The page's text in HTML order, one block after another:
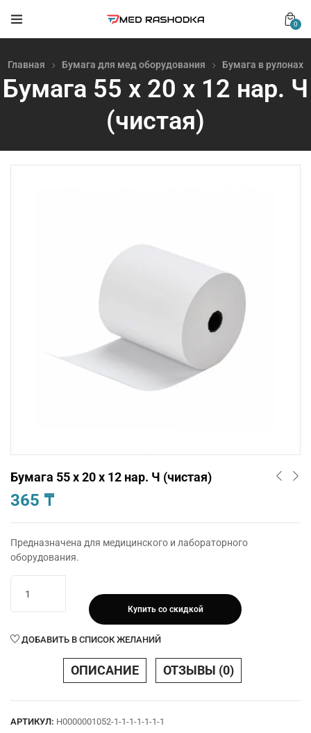
0
Главная Бумага для мед оборудования Бумага в рулонах
Бумага 55 х 20 х 12 нар. Ч
(чистая)
Бумага 55 х 20 х 12 нар. Ч (чистая)
365 ₸
Предназначена для медицинского и лабораторного
оборудования.
товара
Бумага
х
Ч
Купить со скидкой
ДОБАВИТЬ В СПИСОК ЖЕЛАНИЙ
ОПИСАНИЕ ОТЗЫВЫ (0)
АРТИКУЛ: Н0000001052-1-1-1-1-1-1-1